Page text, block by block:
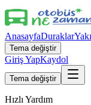
AnasayfaDuraklar
Tema değiştir
Giriş YapKaydol
Tema değiştir
Hızlı Yardım